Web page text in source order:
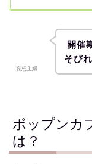
妄想主婦
開催
そび
ポップンカ
は？